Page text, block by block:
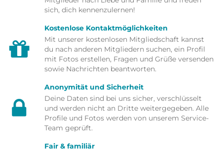
sich, dich kennenzulernen!
Kostenlose Kontaktmöglichkeiten
Mit unserer kostenlosen Mitgliedschaft kannst
du nach anderen Mitgliedern suchen, ein Profil
mit Fotos erstellen, Fragen und Grüße versenden
sowie Nachrichten beantworten.
Anonymität und Sicherheit
Deine Daten sind bei uns sicher, verschlüsselt
und werden nicht an Dritte weitergegeben. Alle
Profile und Fotos werden von unserem Service-
Team geprüft.
Fair & familiär